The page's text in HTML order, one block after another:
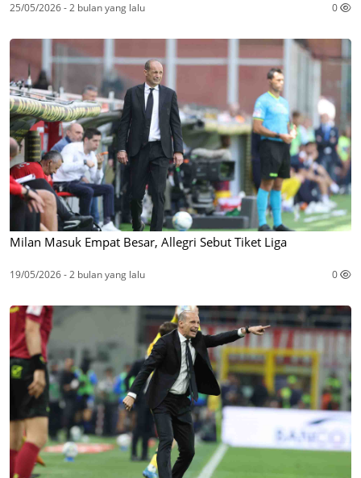
25/05/2026 - 2 bulan yang lalu 0
Milan Masuk Empat Besar, Allegri Sebut Tiket Liga
19/05/2026 - 2 bulan yang lalu 0